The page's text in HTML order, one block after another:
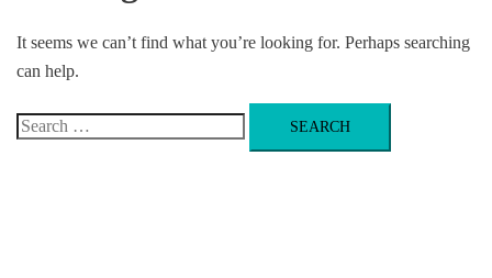
It seems we can’t find what you’re looking for. Perhaps searching
can help.
Search